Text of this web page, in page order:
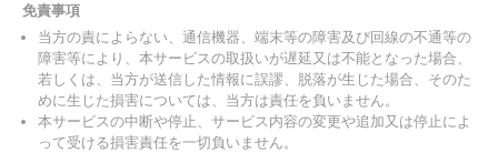
免責事項
当方の責によらない、通信機器、端末等の障害及び回線の不通等の
障害等により、本サービスの取扱いが遅延又は不能となった場合、
若しくは、当方が送信した情報に誤謬、脱落が生じた場合、そのた
めに生じた損害については、当方は責任を負いません。
本サービスの中断や停止、サービス内容の変更や追加又は停止によ
って受ける損害責任を一切負いません。